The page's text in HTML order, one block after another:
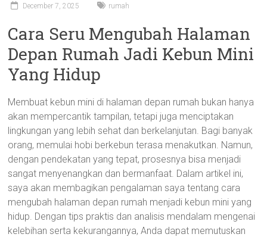
December 7, 2025 rumah
Cara Seru Mengubah Halaman
Depan Rumah Jadi Kebun Mini
Yang Hidup
Membuat kebun mini di halaman depan rumah bukan hanya
akan mempercantik tampilan, tetapi juga menciptakan
lingkungan yang lebih sehat dan berkelanjutan. Bagi banyak
orang, memulai hobi berkebun terasa menakutkan. Namun,
dengan pendekatan yang tepat, prosesnya bisa menjadi
sangat menyenangkan dan bermanfaat. Dalam artikel ini,
saya akan membagikan pengalaman saya tentang cara
mengubah halaman depan rumah menjadi kebun mini yang
hidup. Dengan tips praktis dan analisis mendalam mengenai
kelebihan serta kekurangannya, Anda dapat memutuskan